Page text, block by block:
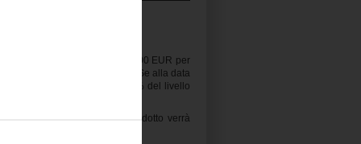
sottostante pari al 30% (300.00 EUR per
per certificato detenuto). Se alla data
il Maxi Coupon e pari al 70% del livello
cedola.
del Livello di Autocall, il prodotto verrà